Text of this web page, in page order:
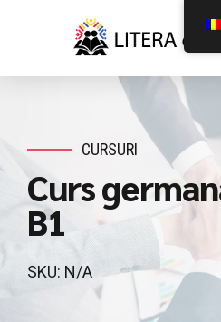
CURSURI
Curs
B1
SKU: N/A